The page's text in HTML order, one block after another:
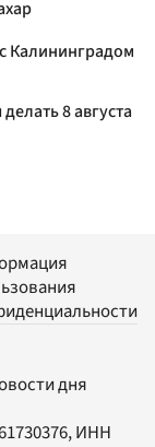
Калининградом
8 августа
дня
ИНН